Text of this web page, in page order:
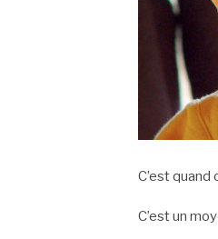
C’est quand
C’est un